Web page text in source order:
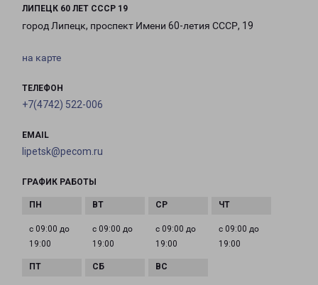
ЛИПЕЦК 60 ЛЕТ СССР 19
город Липецк, проспект Имени 60-летия СССР, 19
на карте
ТЕЛЕФОН
+7(4742) 522-006
EMAIL
lipetsk@pecom.ru
ГРАФИК РАБОТЫ
с 09:00 до
19:00
с 09:00 до
19:00
с 09:00 до
19:00
с 09:00 до
19:00